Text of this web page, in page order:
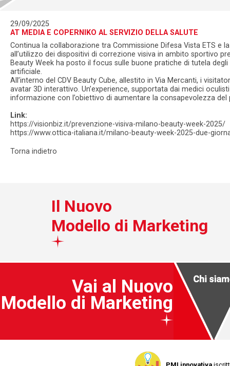
29/09/2025
AT MEDIA E COPERNIKO AL SERVIZIO DELLA SALUTE
Continua la collaborazione tra Commissione Difesa Vista ETS e
all’utilizzo dei dispositivi di correzione visiva in ambito sportivo
Beauty Week ha posto il focus sulle buone pratiche di tutela
artificiale.
All’interno del CDV Beauty Cube, allestito in Via Mercanti, i
avatar 3D interattivo. Un’experience, supportata dai medici
informazione con l’obiettivo di aumentare la consapevolezza
Link:
https://visionbiz.it/prevenzione-visiva-milano-beauty-week-2025/
https://www.ottica-italiana.it/milano-beauty-week-2025-due-
Torna indietro
Il Nuovo
Modello di Marketing
Vai al Nuovo
Modello di Marketing